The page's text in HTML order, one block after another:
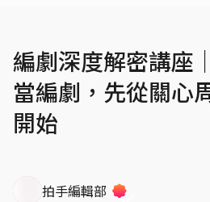
編劇深度解密講座
當編劇，先從關心
開始
拍手編輯部